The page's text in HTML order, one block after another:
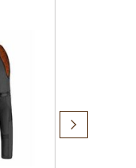
Produit